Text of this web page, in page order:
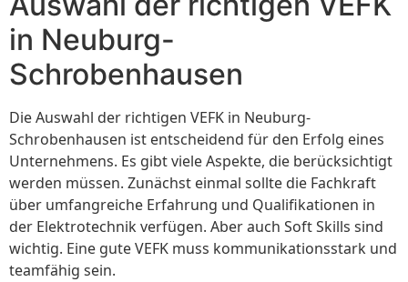
in Neuburg-
Schrobenhausen
Die Auswahl der richtigen VEFK in Neuburg-
Schrobenhausen ist entscheidend für den Erfolg eines
Unternehmens. Es gibt viele Aspekte, die berücksichtigt
werden müssen. Zunächst einmal sollte die Fachkraft
über umfangreiche Erfahrung und Qualifikationen in
der Elektrotechnik verfügen. Aber auch Soft Skills sind
wichtig. Eine gute VEFK muss kommunikationsstark und
teamfähig sein.